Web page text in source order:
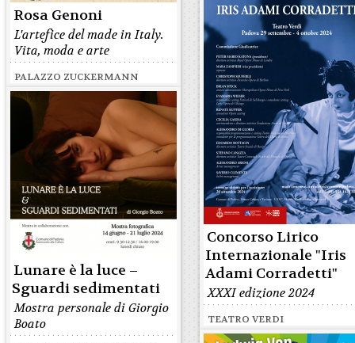
Rosa Genoni
L'artefice del made in Italy.
Vita, moda e arte
PALAZZO ZUCKERMANN
Concorso Lirico
Internazionale "Iris
Adami Corradetti"
XXXI edizione 2024
TEATRO VERDI
Lunare è la luce –
Sguardi sedimentati
Mostra personale di Giorgio
Boato